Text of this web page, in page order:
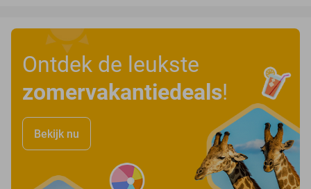
Ontdek de leukste
zomervakantiedeals!
Bekijk nu